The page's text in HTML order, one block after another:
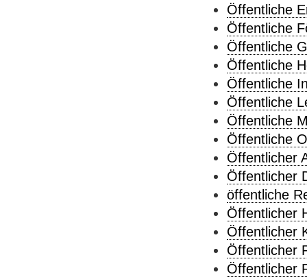
Öffentliche
Öffentliche
Öffentliche
Öffentliche
Öffentliche
Öffentliche
Öffentliche
Öffentliche
Öffentlicher
Öffentlicher
öffentliche
Öffentlicher
Öffentlicher
Öffentlicher
Öffentlicher